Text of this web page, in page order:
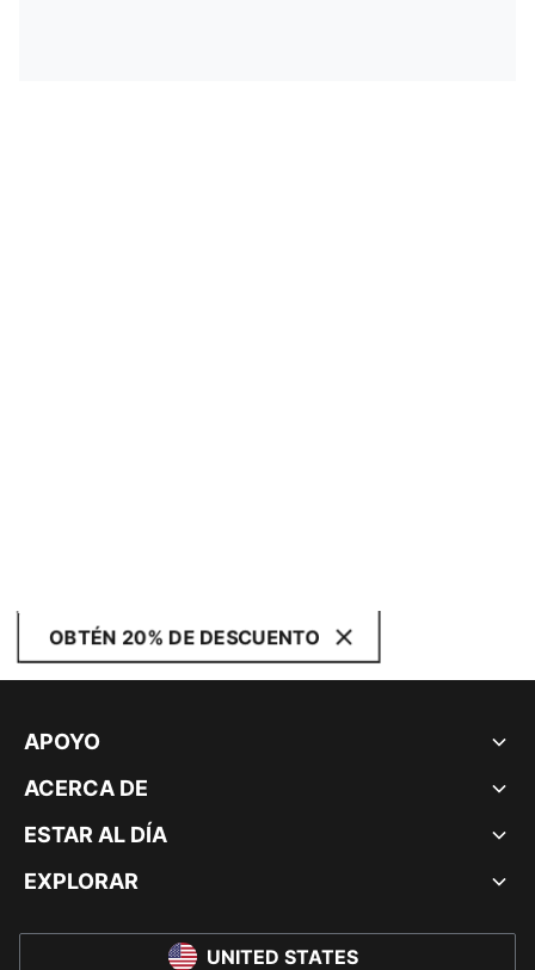
OBTÉN 20% DE DESCUENTO
APOYO
ACERCA DE
ESTAR AL DÍA
EXPLORAR
UNITED STATES